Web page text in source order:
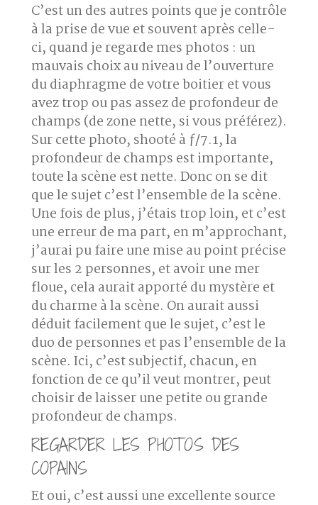
C’est un des autres points que je contrôle
à la prise de vue et souvent après celle-
ci, quand je regarde mes photos : un
mauvais choix au niveau de l’ouverture
du diaphragme de votre boitier et vous
avez trop ou pas assez de profondeur de
champs (de zone nette, si vous préférez).
Sur cette photo, shooté à ƒ/7.1, la
profondeur de champs est importante,
toute la scène est nette. Donc on se dit
que le sujet c’est l’ensemble de la scène.
Une fois de plus, j’étais trop loin, et c’est
une erreur de ma part, en m’approchant,
j’aurai pu faire une mise au point précise
sur les 2 personnes, et avoir une mer
floue, cela aurait apporté du mystère et
du charme à la scène. On aurait aussi
déduit facilement que le sujet, c’est le
duo de personnes et pas l’ensemble de la
scène. Ici, c’est subjectif, chacun, en
fonction de ce qu’il veut montrer, peut
choisir de laisser une petite ou grande
profondeur de champs.
REGARDER LES PHOTOS DES
COPAINS
Et oui, c’est aussi une excellente source